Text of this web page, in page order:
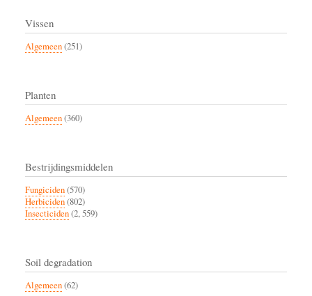
Vissen
Algemeen(251)
Planten
Algemeen(360)
Bestrijdingsmiddelen
Fungiciden(570)
Herbiciden(802)
Insecticiden(2, 559)
Soil degradation
Algemeen(62)